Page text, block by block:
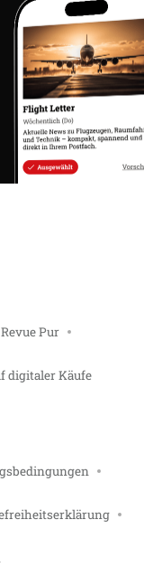
Pur
digitaler Käufe